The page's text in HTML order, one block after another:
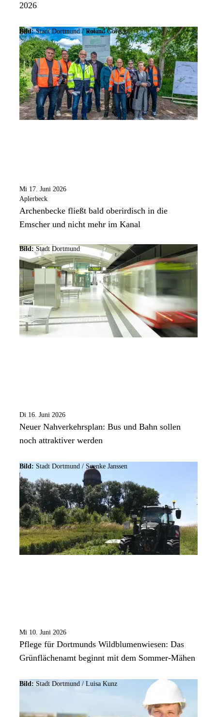
2026
Bild:Stadt Dortmund / Roland Gorecki
Mi 17. Juni 2026
Aplerbeck
Archenbecke fließt bald oberirdisch in die
Emscher und nicht mehr im Kanal
Bild: Stadt Dortmund
Di 16. Juni 2026
Neuer Nahverkehrsplan: Bus und Bahn sollen
noch attraktiver werden
Bild: Stadt Dortmund / Soenke Janssen
Mi 10. Juni 2026
Pflege für Dortmunds Wildblumenwiesen: Das
Grünflächenamt beginnt mit dem Sommer-Mähen
Bild: Stadt Dortmund / Luisa Kunz